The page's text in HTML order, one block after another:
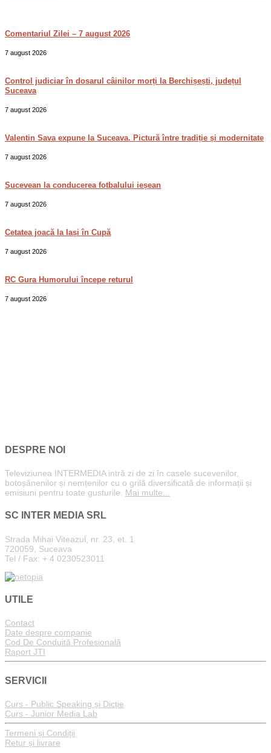
Comentariul Zilei – 7 august 2026
7 august 2026
Control judiciar în dosarul câinilor morți la Berchișești, județul
Suceava
7 august 2026
Valentin Sava expune la Suceava. Pictură între tradiție și modernitate
7 august 2026
Sucevean la conducerea fotbalului ieșean
7 august 2026
Cetatea joacă la Iași în Cupă
7 august 2026
RC Gura Humorului începe returul
7 august 2026
DESPRE NOI
Televiziunea INTERMEDIA intră zi de zi în casele sucevenilor,
botoșănenilor și nemțenilor cu o grilă diversificată de informații și
emisiuni pentru toate gusturile. Mai multe...
SC INTER MEDIA SRL
Strada Mihai Viteazul, nr. 23, et. 1
720059, Suceava
Tel / Fax: + 4 0230523011
UTILE
Contact
Date despre companie
Cod De Conduită Profesională
Raport JTI
SERVICII
Curs - Public Speaking și Dicție
Curs - Junior Media Lab
Termeni și Condiții
Retur și livrare